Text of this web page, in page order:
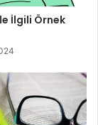
İlgili Örnek